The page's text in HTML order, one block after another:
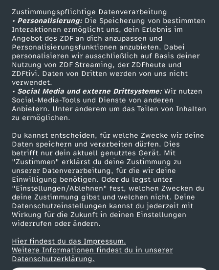
Zustimmungspflichtige Datenverarbeitung
• Personalisierung:Die Speicherung von bestimmten
Interaktionen ermöglicht uns, dein Erlebnis im
Angebot des ZDF an dich anzupassen und
Personalisierungsfunktionen anzubieten. Dabei
personalisieren wir ausschließlich auf Basis deiner
Nutzung von ZDF Streaming, der ZDFheute und
ZDFtivi. Daten von Dritten werden von uns nicht
verwendet.
• Social Media und externe Drittsysteme:Wir nutzen
Social-Media-Tools und Dienste von anderen
Anbietern. Unter anderem um das Teilen von Inhalten
zu ermöglichen.
Du kannst entscheiden, für welche Zwecke wir deine
Daten speichern und verarbeiten dürfen. Dies
betrifft nur dein aktuell genutztes Gerät. Mit
"Zustimmen" erklärst du deine Zustimmung zu
unserer Datenverarbeitung, für die wir deine
Einwilligung benötigen. Oder du legst unter
"Einstellungen/Ablehnen" fest, welchen Zwecken du
deine Zustimmung gibst und welchen nicht. Deine
Datenschutzeinstellungen kannst du jederzeit mit
Wirkung für die Zukunft in deinen Einstellungen
widerrufen oder ändern.
Hier findest du das Impressum.
Weitere Informationen findest du in unserer
Datenschutzerklärung.
Livestreams
Sendungen A-Z
TV-Programm
Zuschauerservice
Hilfe
ZDF Unternehmen
Karriere
ZDF goes Schule
Werbefernsehen
Mainzelmännchen
Partner